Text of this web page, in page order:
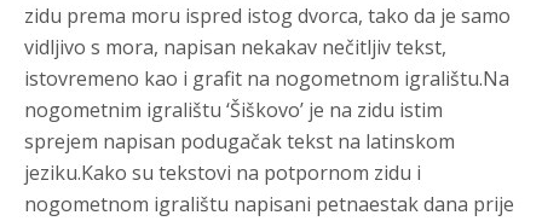
zidu prema moru ispred istog dvorca, tako da je samo
vidljivo s mora, napisan nekakav nečitljiv tekst,
istovremeno kao i grafit na nogometnom igralištu.Na
nogometnim igralištu ‘Šiškovo’ je na zidu istim
sprejem napisan podugačak tekst na latinskom
jeziku.Kako su tekstovi na potpornom zidu i
nogometnom igralištu napisani petnaestak dana prije